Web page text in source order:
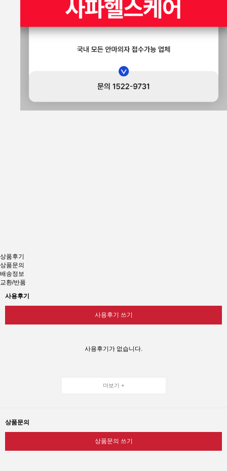
상품후기
상품문의
배송정보
교환/반품
사용후기
사용후기 쓰기
사용후기가 없습니다.
더보기 +
상품문의
상품문의 쓰기